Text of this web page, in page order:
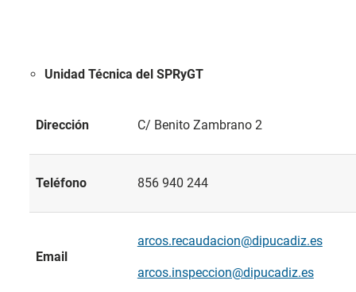
Unidad Técnica del SPRyGT
Dirección C/ Benito Zambrano 2
Teléfono 856 940 244
Email
arcos.recaudacion@dipucadiz.es
arcos.inspeccion@dipucadiz.es